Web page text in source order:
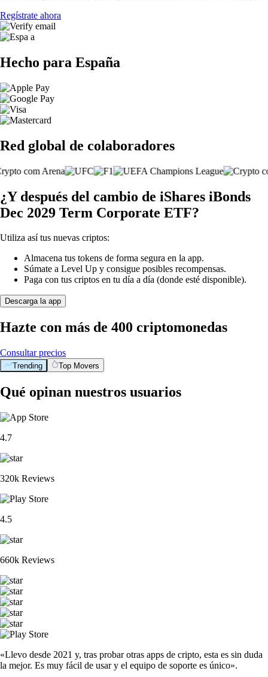
Regístrate ahora
Hecho para España
Red global de colaboradores
¿Y después del cambio de iShares iBonds
Dec 2029 Term Corporate ETF?
Utiliza así tus nuevas criptos:
Almacena tus tokens de forma segura en la app.
Súmate a Level Up y consigue posibles recompensas.
Paga con tus criptos en tu día a día (donde esté disponible).
Descarga la app
Hazte con más de 400 criptomonedas
Consultar precios
Trending Top Movers
Qué opinan nuestros usuarios
4.7
320k Reviews
4.5
660k Reviews
«Llevo desde 2021 y, tras probar otras apps de cripto, esta es sin duda
la mejor. Es muy fácil de usar y el equipo de soporte es único».